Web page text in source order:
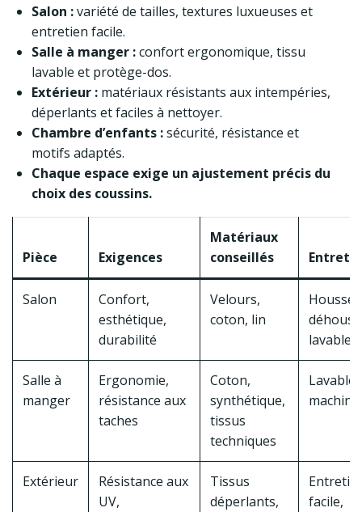
Salon :variété de tailles, textures luxueuses et
entretien facile.
Salle à manger :confort ergonomique, tissu
lavable et protège-dos.
Extérieur : matériaux résistants aux intempéries,
déperlants et faciles à nettoyer.
Chambre d’enfants :sécurité, résistance et
motifs adaptés.
Chaque espace exige un ajustement précis du
choix des coussins.
Pièce Exigences
Matériaux
conseillés
Salon
Confort,
esthétique,
durabilité
Velours,
coton, lin
Housses
lavables
Salle à
manger
Ergonomie,
résistance aux
taches
Coton,
synthétique,
tissus
techniques
Lavable
machine
Extérieur
Résistance aux
UV,
Tissus
déperlants,
facile,